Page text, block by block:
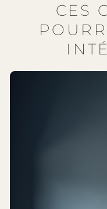
CES